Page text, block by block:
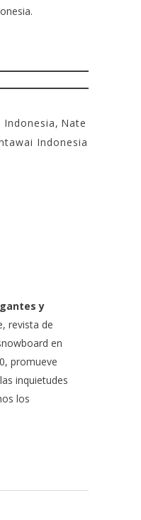
, Nate
Indonesia
y
revista de
en
promueve
inquietudes
los